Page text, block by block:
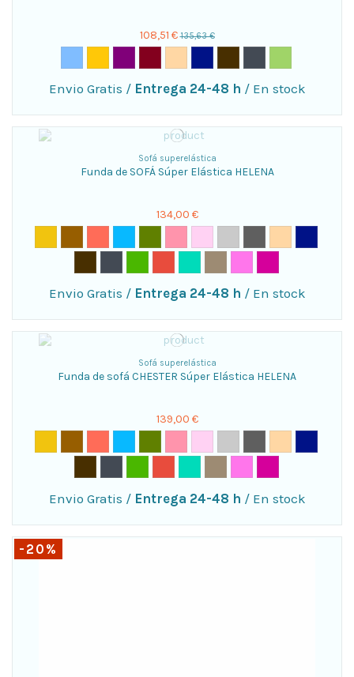
108,51 € 135,63 €
Envio Gratis / Entrega 24-48 h / En stock
Sofá superelástica
Funda de SOFÁ Súper Elástica HELENA
134,00 €
Envio Gratis / Entrega 24-48 h / En stock
Sofá superelástica
Funda de sofá CHESTER Súper Elástica HELENA
139,00 €
Envio Gratis / Entrega 24-48 h / En stock
-20%